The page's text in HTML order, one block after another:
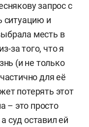
запрос с
ситуацию и
месть в
за того, что я
(и не только
для её
потерять этот
– это просто
суд оставил ей